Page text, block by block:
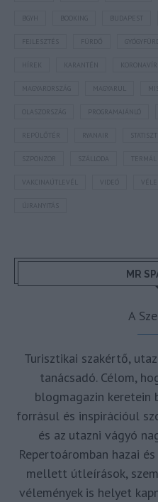
BUDAPEST
FEJLESZTÉS
KARANTÉN
MAGYARORSZÁG
OLASZORSZÁG
REPÜLŐTÉR
SZPONZOR SZÁLLODA TERMÁL
VAKCINAÚTLEVÉL
ÚJRANYITÁS
MR
A
Turisztikai szakértő,
tanácsadó. Célom,
blogmagazin
forrásul és inspirációul
és az utazni vágyó
Repertoáromban hazai
mellett útleírások,
vélemények is helyet